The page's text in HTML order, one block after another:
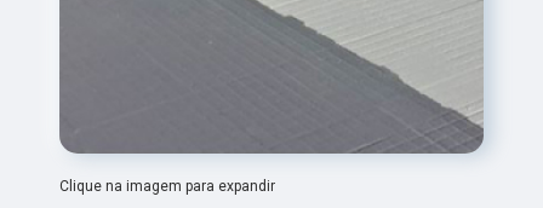
Clique na imagem para expandir